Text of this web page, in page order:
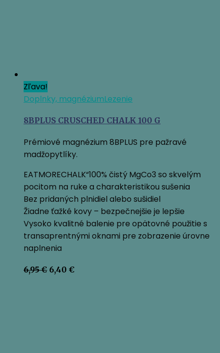
Zľava!
Doplnky, magnéziumLezenie
8BPLUS CRUSCHED CHALK 100 G
Prémiové magnézium 8BPLUS pre pažravé
madžopytlíky.
EATMORECHALK“100% čistý MgCo3 so skvelým
pocitom na ruke a charakteristikou sušenia
Bez pridaných plnidiel alebo sušidiel
Žiadne ťažké kovy – bezpečnejšie je lepšie
Vysoko kvalitné balenie pre opätovné použitie s
transaprentnými oknami pre zobrazenie úrovne
naplnenia
6,95€ Pôvodná
6,40 €